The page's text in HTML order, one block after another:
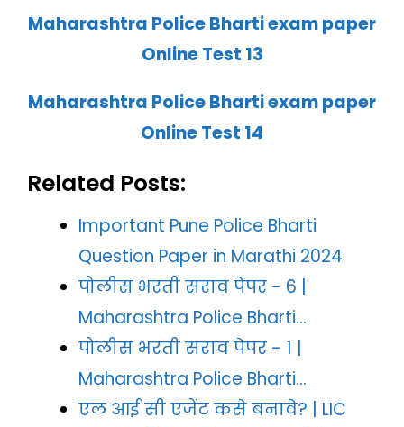
Maharashtra Police Bharti exam paper
Online Test 13
Maharashtra Police Bharti exam paper
Online Test 14
Related Posts:
Important Pune Police Bharti
Question Paper in Marathi 2024
पोलीस भरती सराव पेपर - 6 |
Maharashtra Police Bharti…
पोलीस भरती सराव पेपर - 1 |
Maharashtra Police Bharti…
एल आई सी एजेंट कसे बनावे? | LIC